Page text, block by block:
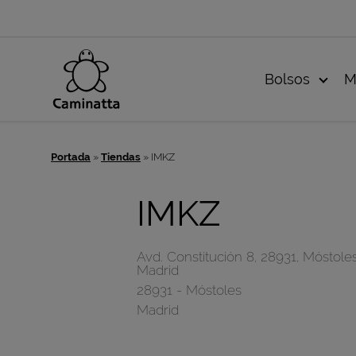
Bolsos
Portada » Tiendas » IMKZ
IMKZ
Avd. Constitución 8, 28931,
Madrid
28931 - Móstoles
Madrid